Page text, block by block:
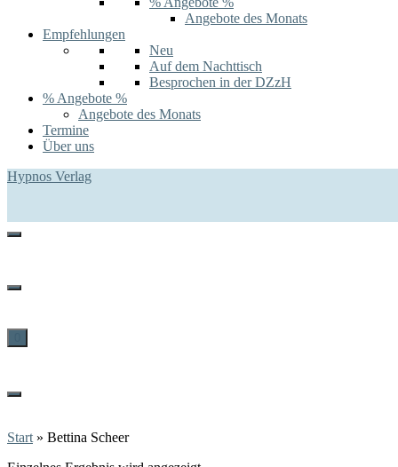
Angebote des Monats
Empfehlungen
Neu
Auf dem Nachttisch
Besprochen in der DZzH
% Angebote %
Angebote des Monats
Termine
Über uns
Hypnos Verlag
Start » Bettina Scheer